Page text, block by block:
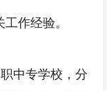
工作经验。
中专学校 ， 分